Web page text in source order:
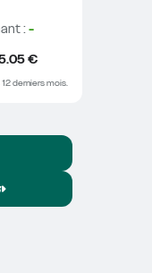
: -
€
derniers mois.